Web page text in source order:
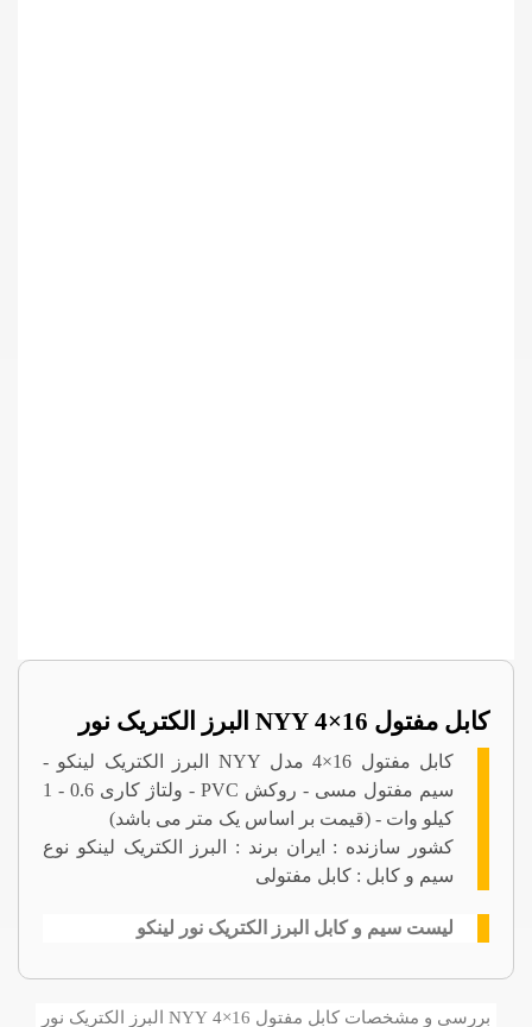
کابل مفتول 16×4 NYY البرز الکتریک نور
کابل مفتول 16×4 مدل NYY البرز الکتریک لینکو -
سیم مفتول مسی - روکش PVC - ولتاژ کاری 0.6 - 1
کیلو وات - (قیمت بر اساس یک متر می باشد)
کشور سازنده : ایران برند : البرز الکتریک لینکو نوع
سیم و کابل : کابل مفتولی
لیست سیم و کابل البرز الکتریک نور لینکو
بررسی و مشخصات کابل مفتول 16×4 NYY البرز الکتریک نور